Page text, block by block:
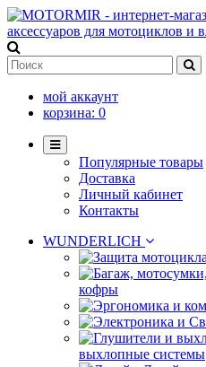
мой аккаунт
корзина: 0
Популярные товары
Доставка
Личный кабинет
Контакты
WUNDERLICH
кофры
выхлопные системы